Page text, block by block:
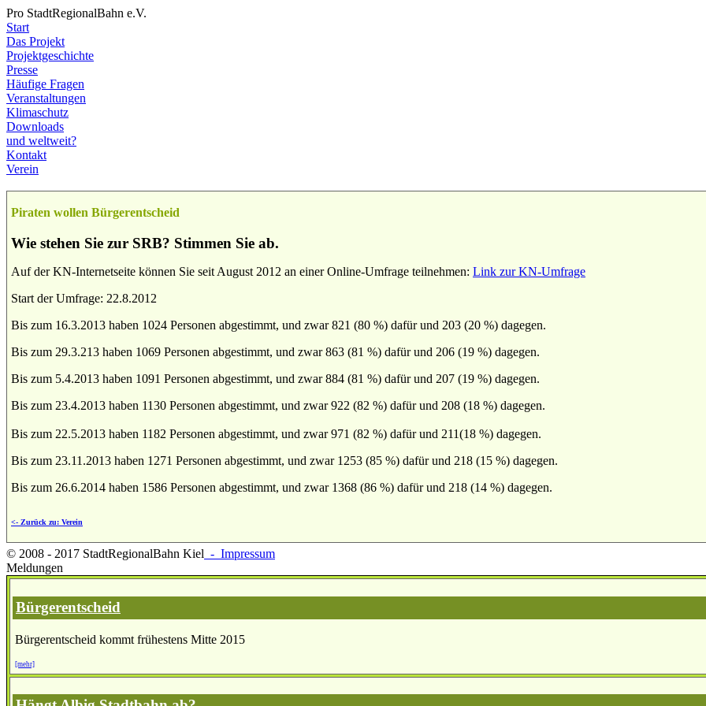
Pro StadtRegionalBahn e.V.
Start
Das Projekt
Projektgeschichte
Presse
Häufige Fragen
Veranstaltungen
Klimaschutz
Downloads
und weltweit?
Kontakt
Verein
Piraten wollen Bürgerentscheid
Wie stehen Sie zur SRB? Stimmen Sie ab.
Auf der KN-Internetseite können Sie seit August 2012 an einer Online-Umfrage teilnehmen: Link zur KN-Umfrage
Start der Umfrage: 22.8.2012
Bis zum 16.3.2013 haben 1024 Personen abgestimmt, und zwar 821 (80 %) dafür und 203 (20 %) dagegen.
Bis zum 29.3.213 haben 1069 Personen abgestimmt, und zwar 863 (81 %) dafür und 206 (19 %) dagegen.
Bis zum 5.4.2013 haben 1091 Personen abgestimmt, und zwar 884 (81 %) dafür und 207 (19 %) dagegen.
Bis zum 23.4.2013 haben 1130 Personen abgestimmt, und zwar 922 (82 %) dafür und 208 (18 %) dagegen.
Bis zum 22.5.2013 haben 1182 Personen abgestimmt, und zwar 971 (82 %) dafür und 211(18 %) dagegen.
Bis zum 23.11.2013 haben 1271 Personen abgestimmt, und zwar 1253 (85 %) dafür und 218 (15 %) dagegen.
Bis zum 26.6.2014 haben 1586 Personen abgestimmt, und zwar 1368 (86 %) dafür und 218 (14 %) dagegen.
<- Zurück zu: Verein
© 2008 - 2017 StadtRegionalBahn Kiel - Impressum
Meldungen
Bürgerentscheid
Bürgerentscheid kommt frühestens Mitte 2015
[mehr]